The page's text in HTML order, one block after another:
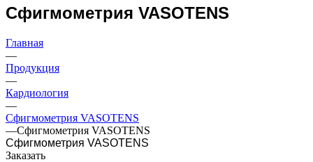
Сфигмометрия VASOTENS
Главная
—
Продукция
—
Кардиология
—
Сфигмометрия VASOTENS
—Сфигмометрия VASOTENS
Сфигмометрия VASOTENS
Заказать